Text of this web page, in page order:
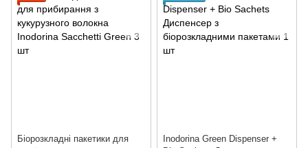
Біорозкладні пакетики для
Inodorina Green Dispenser +